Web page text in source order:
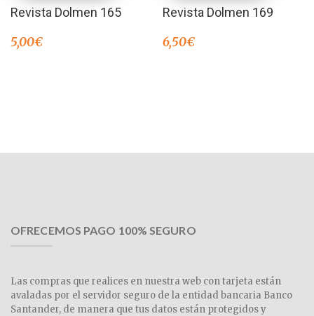
Revista Dolmen 165
5,00€
Revista Dolmen 169
6,50€
OFRECEMOS PAGO 100% SEGURO
Las compras que realices en nuestra web con tarjeta están
avaladas por el servidor seguro de la entidad bancaria Banco
Santander, de manera que tus datos están protegidos y